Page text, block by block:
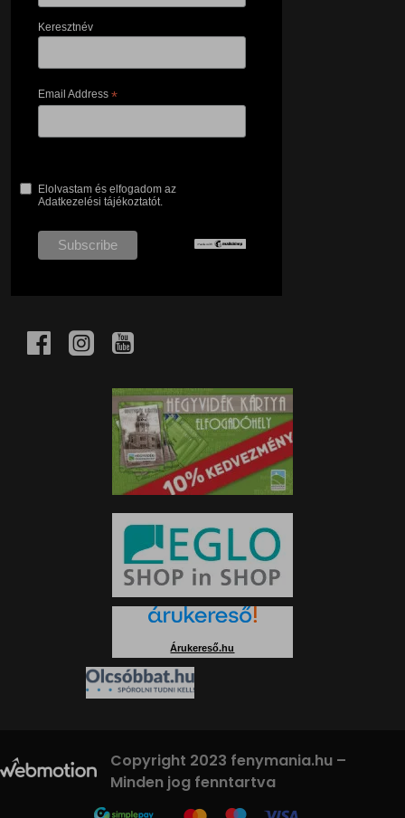
Keresztnév
Email Address *
Elolvastam és elfogadom az
Adatkezelési tájékoztatót.
Árukereső.hu
Copyright 2023 fenymania.hu –
Minden jog fenntartva